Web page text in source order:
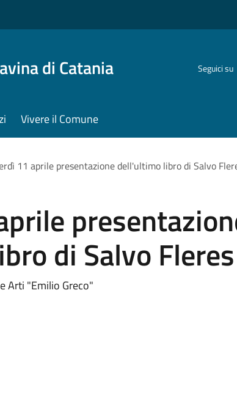
di Catania Seguici su
Vivere il Comune
11 aprile presentazione dell'ultimo libro di Salvo
di Salvo Fleres
Arti "Emilio Greco"